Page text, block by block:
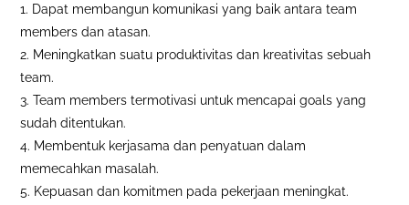
1. Dapat membangun komunikasi yang baik antara team
members dan atasan.
2. Meningkatkan suatu produktivitas dan kreativitas sebuah
team.
3. Team members termotivasi untuk mencapai goals yang
sudah ditentukan.
4. Membentuk kerjasama dan penyatuan dalam
memecahkan masalah.
5. Kepuasan dan komitmen pada pekerjaan meningkat.